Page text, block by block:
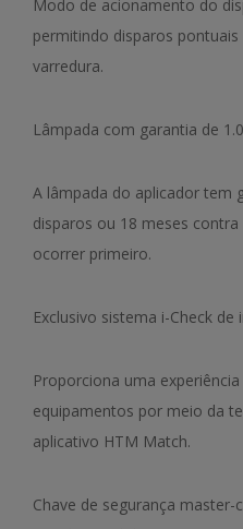
Modo de acionamento do
permitindo disparos
varredura.
Lâmpada com garantia de
A lâmpada do aplicador tem
disparos ou 18 meses
ocorrer primeiro.
Exclusivo sistema i-Check
Proporciona uma
equipamentos por meio da
aplicativo HTM Match.
Chave de segurança